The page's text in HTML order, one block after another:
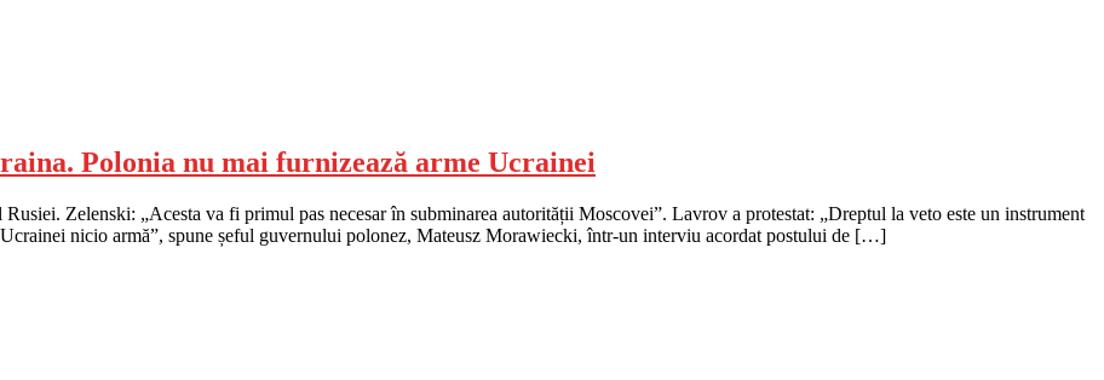
Polonia nu mai furnizează arme Ucrainei
Zelenski: „Acesta va fi primul pas necesar în subminarea autorității Moscovei”. Lavrov a protestat: „Dreptul la veto este un instrument
nicio armă”, spune șeful guvernului polonez, Mateusz Morawiecki, într-un interviu acordat postului de […]